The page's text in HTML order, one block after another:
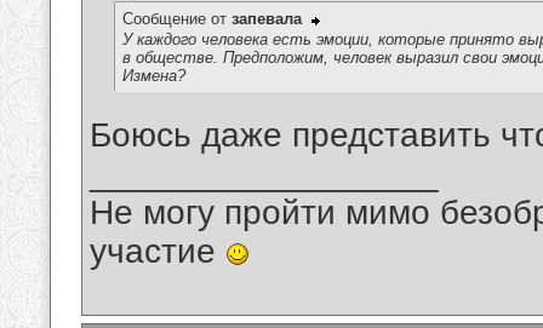
Сообщение от запевала
У каждого человека есть эмоции, которые принято
в обществе. Предположим, человек выразил свои
Измена?
Боюсь даже представить
Не могу пройти мимо
участие